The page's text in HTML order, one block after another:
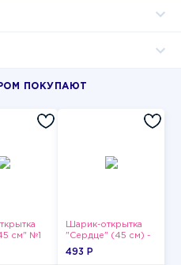
ПОКУПАЮТ
см" №1
Шарик-открытка
"Сердце" (45 см) -
2
493 P